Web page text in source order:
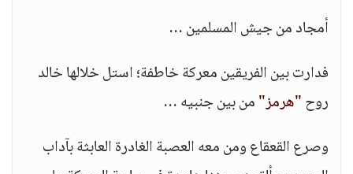
أمجاد من جيش المسلمين …
فدارت بين الفريقين معركة خاطفة؛ استل خلالها خالد
روح"هرمز"من بين جنبيه …
وصرع القعقاع ومن معه العصبة الغادرة العابثة بآداب